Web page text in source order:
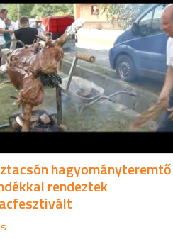
hagyományteremtő
rendeztek